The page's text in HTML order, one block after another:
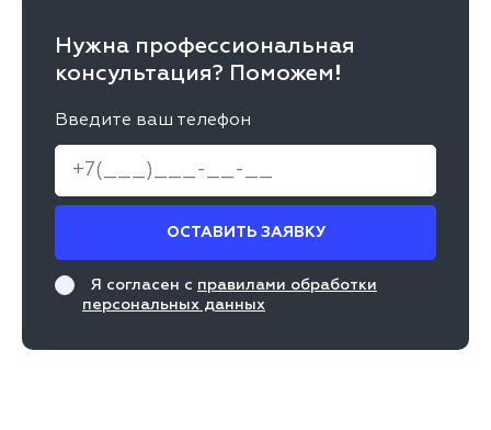
Нужна профессиональная
консультация? Поможем!
Введите ваш телефон
ОСТАВИТЬ ЗАЯВКУ
Я согласен с правилами обработки
персональных данных